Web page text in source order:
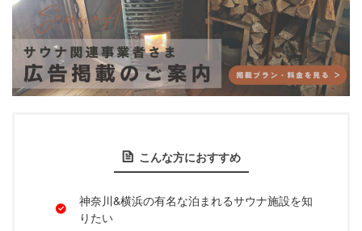
こんな方におすすめ
神奈川&横浜の有名な泊まれるサウナ施設を知
りたい